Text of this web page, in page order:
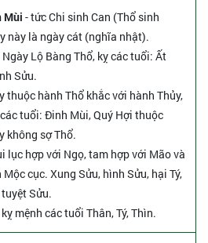
Mùi - tức Chi sinh Can (Thổ sinh
này là ngày cát (nghĩa nhật).
Lộ Bàng Thổ, kỵ các tuổi: Ất
Sửu.
thuộc hành Thổ khắc với hành Thủy,
tuổi: Đinh Mùi, Quý Hợi thuộc
không sợ Thổ.
lục hợp với Ngọ, tam hợp với Mão và
cục. Xung Sửu, hình Sửu, hại Tý,
Sửu.
mệnh các tuổi Thân, Tý, Thìn.